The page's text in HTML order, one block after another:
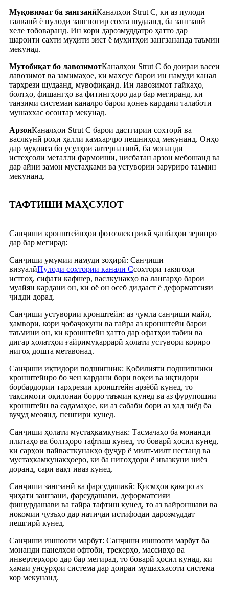
Муқовимат ба зангзанӣКаналҳои Strut C, ки аз пӯлоди
галванӣ ё пӯлоди зангногир сохта шудаанд, ба зангзанӣ
хеле тобоваранд. Ин кори дарозмуддатро ҳатто дар
шароити сахти муҳити зист ё муҳитҳои зангзананда таъмин
мекунад.
Мутобиқат бо лавозимотКаналҳои Strut C бо доираи васеи
лавозимот ва замимаҳое, ки махсус барои ин намуди канал
тарҳрезӣ шудаанд, мувофиқанд. Ин лавозимот гайкаҳо,
болтҳо, фишангҳо ва фитингҳоро дар бар мегиранд, ки
танзими системаи каналро барои қонеъ кардани талаботи
мушаххас осонтар мекунад.
АрзонКаналҳои Strut C барои дастгирии сохторӣ ва
васлкунӣ роҳи ҳалли камхарҷро пешниҳод мекунанд. Онҳо
дар муқоиса бо усулҳои алтернативӣ, ба монанди
истеҳсоли металли фармоишӣ, нисбатан арзон мебошанд ва
дар айни замон мустаҳкамӣ ва устувории заруриро таъмин
мекунанд.
ТАФТИШИ МАҲСУЛОТ
Санҷиши кронштейнҳои фотоэлектрикӣ ҷанбаҳои зеринро
дар бар мегирад:
Санҷиши умумии намуди зоҳирӣ: Санҷиши
визуалӣПӯлоди сохтории канали Cсохтори такягоҳи
истгоҳ, сифати кафшер, васлкунакҳо ва лангарҳо барои
муайян кардани он, ки оё он осеб дидааст ё деформатсияи
ҷиддӣ дорад.
Санҷиши устувории кронштейн: аз ҷумла санҷиши майл,
ҳамворӣ, кори ҷобаҷокунӣ ва ғайра аз кронштейн барои
таъмини он, ки кронштейн ҳатто дар офатҳои табиӣ ва
дигар ҳолатҳои ғайримуқаррарӣ ҳолати устувори кориро
нигоҳ дошта метавонад.
Санҷиши иқтидори подшипник: Қобилияти подшипники
кронштейнро бо чен кардани бори воқеӣ ва иқтидори
борбардории тарҳрезии кронштейн арзёбӣ кунед, то
тақсимоти оқилонаи борро таъмин кунед ва аз фурӯпошии
кронштейн ва садамаҳое, ки аз сабаби бори аз ҳад зиёд ба
вуҷуд меоянд, пешгирӣ кунед.
Санҷиши ҳолати мустаҳкамкунак: Тасмачаҳо ба монанди
плитаҳо ва болтҳоро тафтиш кунед, то боварӣ ҳосил кунед,
ки сарҳои пайвасткунакҳо фуҷур ё милт-милт нестанд ва
мустаҳкамкунакҳоеро, ки ба нигоҳдорӣ ё ивазкунӣ ниёз
доранд, сари вақт иваз кунед.
Санҷиши зангзанӣ ва фарсудашавӣ: Қисмҳои қавсро аз
ҷиҳати зангзанӣ, фарсудашавӣ, деформатсияи
фишурдашавӣ ва ғайра тафтиш кунед, то аз вайроншавӣ ва
нокомии ҷузъҳо дар натиҷаи истифодаи дарозмуддат
пешгирӣ кунед.
Санҷиши иншооти марбут: Санҷиши иншооти марбут ба
монанди панелҳои офтобӣ, трекерҳо, массивҳо ва
инвертерҳоро дар бар мегирад, то боварӣ ҳосил кунад, ки
ҳамаи унсурҳои система дар доираи мушаххасоти система
кор мекунанд.